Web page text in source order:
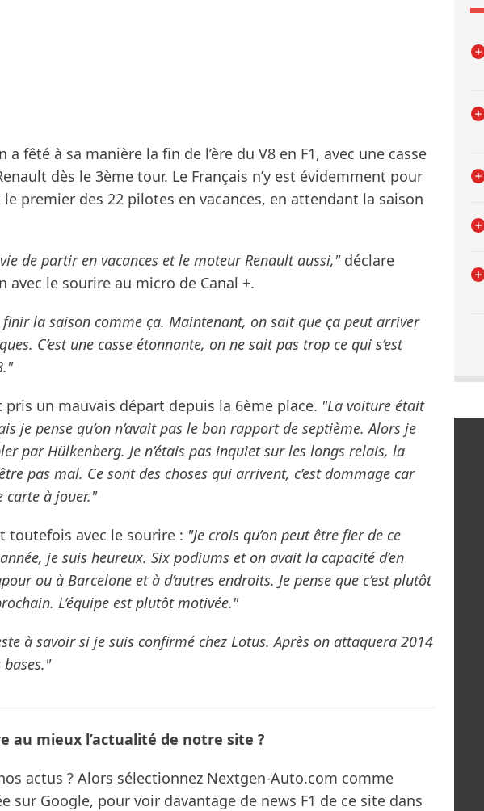
a fêté à sa manière la fin de l’ère du V8 en F1, avec une casse
dès le 3ème tour. Le Français n’y est évidemment pour
premier des 22 pilotes en vacances, en attendant la saison
de partir en vacances et le moteur Renault aussi,"déclare
avec le sourire au micro de Canal +.
la saison comme ça. Maintenant, on sait que ça peut arriver
C’est une casse étonnante, on ne sait pas trop ce qui s’est
pris un mauvais départ depuis la 6ème place. "La voiture était
je pense qu’on n’avait pas le bon rapport de septième. Alors je
par Hülkenberg. Je n’étais pas inquiet sur les longs relais, la
pas mal. Ce sont des choses qui arrivent, c’est dommage car
carte à jouer."
toutefois avec le sourire : "Je crois qu’on peut être fier de ce
je suis heureux. Six podiums et on avait la capacité d’en
ou à Barcelone et à d’autres endroits. Je pense que c’est plutôt
L’équipe est plutôt motivée."
à savoir si je suis confirmé chez Lotus. Après on attaquera 2014
bases."
au mieux l’actualité de notre site ?
actus ? Alors sélectionnez Nextgen-Auto.com comme
sur Google, pour voir davantage de news F1 de ce site dans